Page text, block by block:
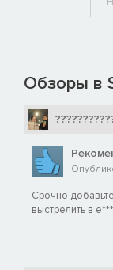
Обзоры в
Срочно
выстрелить в